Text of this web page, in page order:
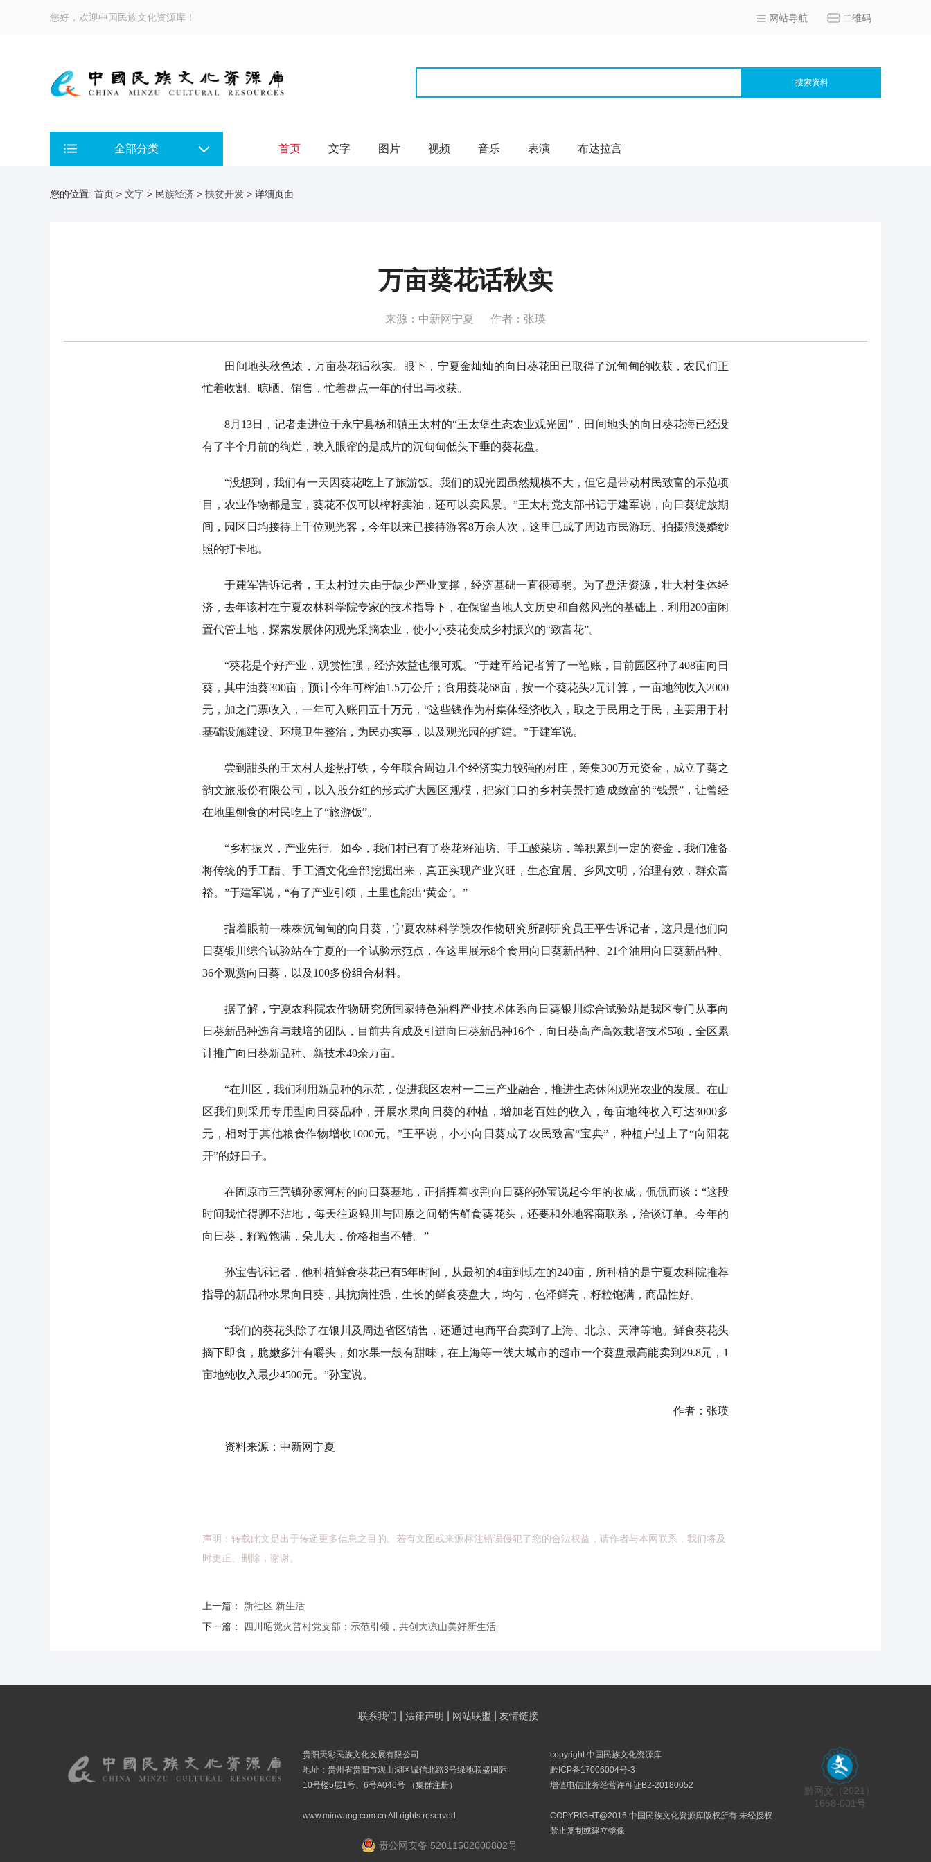
您好，欢迎中国民族文化资源库！ 网站导航 二维码
搜索资料
全部分类 首页 文字 图片 视频 音乐 表演 布达拉宫
您的位置: 首页 > 文字 > 民族经济 > 扶贫开发 > 详细页面
万亩葵花话秋实
来源：中新网宁夏 作者：张瑛
田间地头秋色浓，万亩葵花话秋实。眼下，宁夏金灿灿的向日葵花田已取得了沉甸甸的收获，农民们正
忙着收割、晾晒、销售，忙着盘点一年的付出与收获。
8月13日，记者走进位于永宁县杨和镇王太村的“王太堡生态农业观光园”，田间地头的向日葵花海已经没
有了半个月前的绚烂，映入眼帘的是成片的沉甸甸低头下垂的葵花盘。
“没想到，我们有一天因葵花吃上了旅游饭。我们的观光园虽然规模不大，但它是带动村民致富的示范项
目，农业作物都是宝，葵花不仅可以榨籽卖油，还可以卖风景。”王太村党支部书记于建军说，向日葵绽放期
间，园区日均接待上千位观光客，今年以来已接待游客8万余人次，这里已成了周边市民游玩、拍摄浪漫婚纱
照的打卡地。
于建军告诉记者，王太村过去由于缺少产业支撑，经济基础一直很薄弱。为了盘活资源，壮大村集体经
济，去年该村在宁夏农林科学院专家的技术指导下，在保留当地人文历史和自然风光的基础上，利用200亩闲
置代管土地，探索发展休闲观光采摘农业，使小小葵花变成乡村振兴的“致富花”。
“葵花是个好产业，观赏性强，经济效益也很可观。”于建军给记者算了一笔账，目前园区种了408亩向日
葵，其中油葵300亩，预计今年可榨油1.5万公斤；食用葵花68亩，按一个葵花头2元计算，一亩地纯收入2000
元，加之门票收入，一年可入账四五十万元，“这些钱作为村集体经济收入，取之于民用之于民，主要用于村
基础设施建设、环境卫生整治，为民办实事，以及观光园的扩建。”于建军说。
尝到甜头的王太村人趁热打铁，今年联合周边几个经济实力较强的村庄，筹集300万元资金，成立了葵之
韵文旅股份有限公司，以入股分红的形式扩大园区规模，把家门口的乡村美景打造成致富的“钱景”，让曾经
在地里刨食的村民吃上了“旅游饭”。
“乡村振兴，产业先行。如今，我们村已有了葵花籽油坊、手工酸菜坊，等积累到一定的资金，我们准备
将传统的手工醋、手工酒文化全部挖掘出来，真正实现产业兴旺，生态宜居、乡风文明，治理有效，群众富
裕。”于建军说，“有了产业引领，土里也能出‘黄金’。”
指着眼前一株株沉甸甸的向日葵，宁夏农林科学院农作物研究所副研究员王平告诉记者，这只是他们向
日葵银川综合试验站在宁夏的一个试验示范点，在这里展示8个食用向日葵新品种、21个油用向日葵新品种、
36个观赏向日葵，以及100多份组合材料。
据了解，宁夏农科院农作物研究所国家特色油料产业技术体系向日葵银川综合试验站是我区专门从事向
日葵新品种选育与栽培的团队，目前共育成及引进向日葵新品种16个，向日葵高产高效栽培技术5项，全区累
计推广向日葵新品种、新技术40余万亩。
“在川区，我们利用新品种的示范，促进我区农村一二三产业融合，推进生态休闲观光农业的发展。在山
区我们则采用专用型向日葵品种，开展水果向日葵的种植，增加老百姓的收入，每亩地纯收入可达3000多
元，相对于其他粮食作物增收1000元。”王平说，小小向日葵成了农民致富“宝典”，种植户过上了“向阳花
开”的好日子。
在固原市三营镇孙家河村的向日葵基地，正指挥着收割向日葵的孙宝说起今年的收成，侃侃而谈：“这段
时间我忙得脚不沾地，每天往返银川与固原之间销售鲜食葵花头，还要和外地客商联系，洽谈订单。今年的
向日葵，籽粒饱满，朵儿大，价格相当不错。”
孙宝告诉记者，他种植鲜食葵花已有5年时间，从最初的4亩到现在的240亩，所种植的是宁夏农科院推荐
指导的新品种水果向日葵，其抗病性强，生长的鲜食葵盘大，均匀，色泽鲜亮，籽粒饱满，商品性好。
“我们的葵花头除了在银川及周边省区销售，还通过电商平台卖到了上海、北京、天津等地。鲜食葵花头
摘下即食，脆嫩多汁有嚼头，如水果一般有甜味，在上海等一线大城市的超市一个葵盘最高能卖到29.8元，1
亩地纯收入最少4500元。”孙宝说。
作者：张瑛
资料来源：中新网宁夏
声明：转载此文是出于传递更多信息之目的。若有文图或来源标注错误侵犯了您的合法权益，请作者与本网联系，我们将及
时更正、删除，谢谢。
上一篇： 新社区 新生活
下一篇： 四川昭觉火普村党支部：示范引领，共创大凉山美好新生活
联系我们 法律声明 网站联盟 友情链接
贵阳天彩民族文化发展有限公司
地址：贵州省贵阳市观山湖区诚信北路8号绿地联盛国际
10号楼5层1号、6号A046号 （集群注册）
www.minwang.com.cn All rights reserved
copyright 中国民族文化资源库
黔ICP备17006004号-3
增值电信业务经营许可证B2-20180052
COPYRIGHT@2016 中国民族文化资源库版权所有 未经授权
禁止复制或建立镜像
黔网文（2021）
1658-001号
贵公网安备 52011502000802号